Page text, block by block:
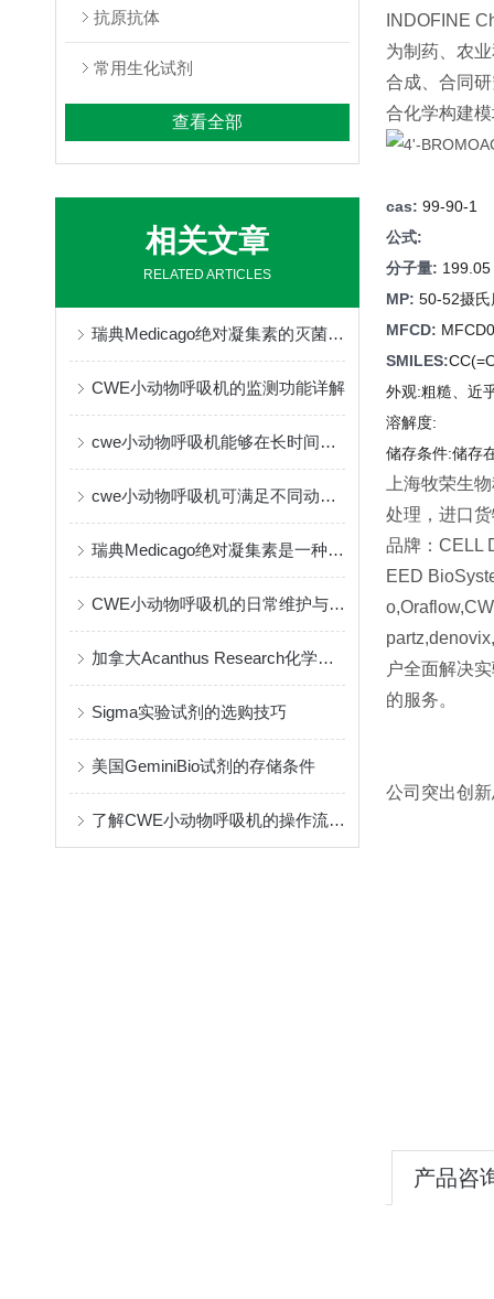
抗原抗体
常用生化试剂
查看全部
相关文章
RELATED ARTICLES
瑞典Medicago绝对凝集素的灭菌方式
CWE小动物呼吸机的监测功能详解
cwe小动物呼吸机能够在长时间实验中保持一致的输出
cwe小动物呼吸机可满足不同动物的生理需要
瑞典Medicago绝对凝集素是一种创新的免疫疗法
CWE小动物呼吸机的日常维护与保养指南
加拿大Acanthus Research化学试剂的作用与应用
Sigma实验试剂的选购技巧
美国GeminiBio试剂的存储条件
了解CWE小动物呼吸机的操作流程与维护
INDOFINE
为制药、农
合成、合同
合化学构建
cas: 99-90-1
公式:
分子量: 199.05
MP: 50-52摄氏
MFCD:
SMILES:
外观:粗糙、近
溶解度:
储存条件:储存
上海牧荣生
处理，进口
品牌：CELL
EED
户全面解决
的服务。
公司突出创
产品咨